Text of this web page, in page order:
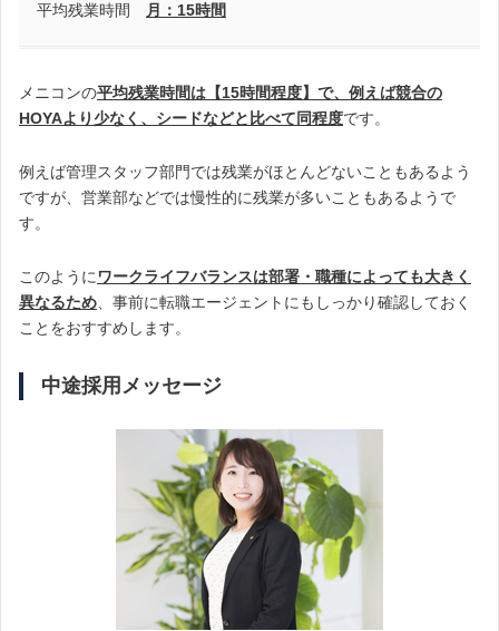
平均残業時間 月：15時間
メニコンの平均残業時間は【15時間程度】で、例えば競合の
HOYAより少なく、シードなどと比べて同程度です。
例えば管理スタッフ部門では残業がほとんどないこともあるよう
ですが、営業部などでは慢性的に残業が多いこともあるようで
す。
このようにワークライフバランスは部署・職種によっても大きく
異なるため、事前に転職エージェントにもしっかり確認しておく
ことをおすすめします。
中途採用メッセージ